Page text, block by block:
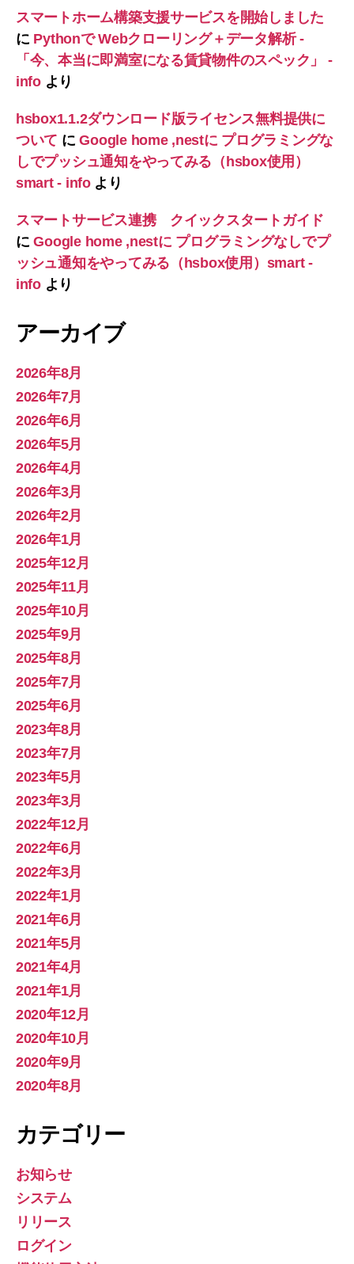
スマートホーム構築支援サービスを開始しました
に Pythonで Webクローリング＋データ解析 -
「今、本当に即満室になる賃貸物件のスペック」 -
infoより
hsbox1.1.2ダウンロード版ライセンス無料提供に
ついて にGoogle home ,nestに プログラミングな
しでプッシュ通知をやってみる（hsbox使用）
smart - infoより
スマートサービス連携 クイックスタートガイド
にGoogle home ,nestに プログラミングなしでプ
ッシュ通知をやってみる（hsbox使用）smart -
infoより
アーカイブ
2026年8月
2026年7月
2026年6月
2026年5月
2026年4月
2026年3月
2026年2月
2026年1月
2025年12月
2025年11月
2025年10月
2025年9月
2025年8月
2025年7月
2025年6月
2023年8月
2023年7月
2023年5月
2023年3月
2022年12月
2022年6月
2022年3月
2022年1月
2021年6月
2021年5月
2021年4月
2021年1月
2020年12月
2020年10月
2020年9月
2020年8月
カテゴリー
お知らせ
システム
リリース
ログイン